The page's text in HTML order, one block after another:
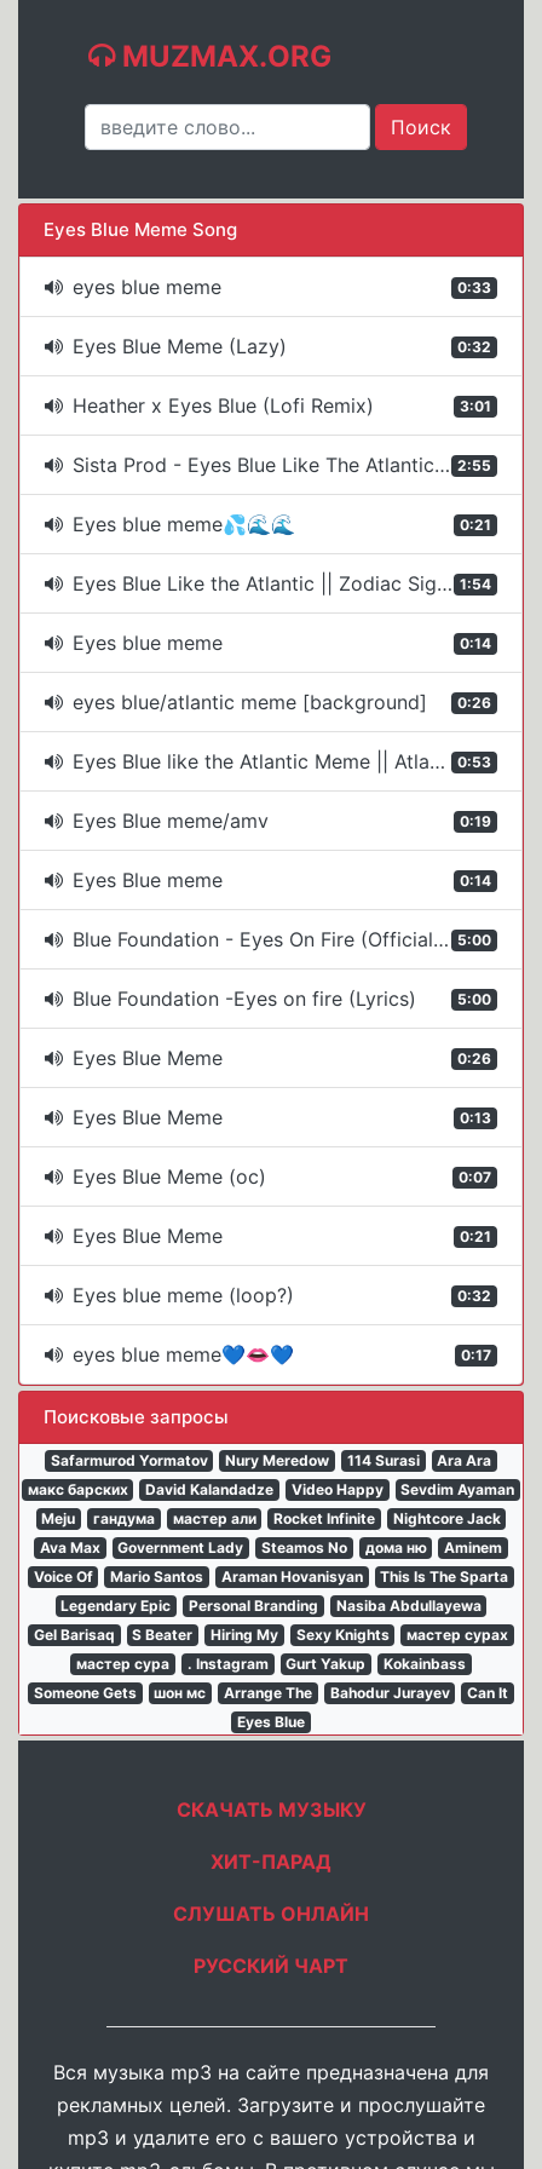
MUZMAX.ORG
Eyes Blue Meme Song
0:33
eyes blue meme
0:32
Eyes Blue Meme (Lazy)
3:01
Heather x Eyes Blue (Lofi Remix)
2:55
Sista Prod - Eyes Blue Like The Atlantic (Lyrics) ft. Subvrbs
0:21
Eyes blue meme💦🌊🌊
1:54
Eyes Blue Like the Atlantic || Zodiac Signs || Gacha Club
0:14
Eyes blue meme
0:26
eyes blue/atlantic meme [background]
0:53
Eyes Blue like the Atlantic Meme || Atlantic Meme || Gacha Club ( Live2D )
0:19
Eyes Blue meme/amv
0:14
Eyes Blue meme
5:00
Blue Foundation - Eyes On Fire (Official Music Video)
5:00
Blue Foundation -Eyes on fire (Lyrics)
0:26
Eyes Blue Meme
0:13
Eyes Blue Meme
0:07
Eyes Blue Meme (oc)
0:21
Eyes Blue Meme
0:32
Eyes blue meme (loop?)
0:17
eyes blue meme💙👄💙
Поисковые запросы
Safarmurod Yormatov Nury Meredow 114 Surasi
Ara Ara
макс барских
David Kalandadze Video Happy
Sevdim Ayaman
Meju
гандума мастер али Rocket Infinite
Nightcore Jack
Ava Max
Government Lady Steamos No дома ню
Aminem
Voice Of
Mario Santos Araman Hovanisyan
This Is The Sparta
Legendary Epic
Personal Branding
Nasiba Abdullayewa
Gel Barisaq
S Beater Hiring My Sexy Knights
мастер сурах
мастер сура
. Instagram Gurt Yakup
Kokainbass
Someone Gets
шон мс Arrange The Bahodur Jurayev
Can It
Eyes Blue
СКАЧАТЬ МУЗЫКУ
ХИТ-ПАРАД
СЛУШАТЬ ОНЛАЙН
РУССКИЙ ЧАРТ
Вся музыка mp3 на сайте предназначена для
рекламных целей. Загрузите и прослушайте
mp3 и удалите его с вашего устройства и